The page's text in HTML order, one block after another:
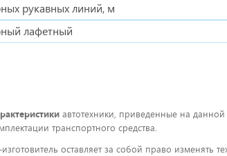
рукавных линий, м
лафетный
автотехники, приведенные на данной
транспортного средства.
оставляет за собой право изменять